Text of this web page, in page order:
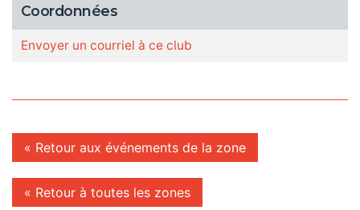
Coordonnées
Envoyer un courriel à ce club
« Retour aux événements de la zone
« Retour à toutes les zones